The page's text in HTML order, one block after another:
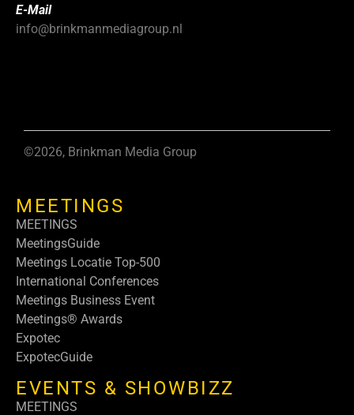
E-Mail
info@brinkmanmediagroup.nl
©2026, Brinkman Media Group
MEETINGS
MEETINGS
MeetingsGuide
Meetings Locatie Top-500
International Conferences
Meetings Business Event
Meetings® Awards
Expotec
ExpotecGuide
EVENTS & SHOWBIZZ
MEETINGS